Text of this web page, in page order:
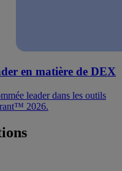
en matière de DEX
leader dans les outils
2026.